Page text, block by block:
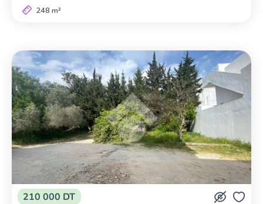
248 m²
210 000 DT